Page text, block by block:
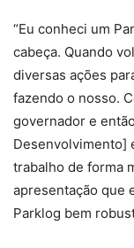
“Eu conheci um
cabeça. Quando
diversas ações
fazendo o nosso.
governador e
Desenvolvimento]
trabalho de forma
apresentação que
Parklog bem